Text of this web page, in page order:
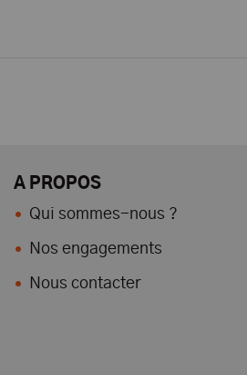
A PROPOS
Qui sommes-nous ?
Nos engagements
Nous contacter